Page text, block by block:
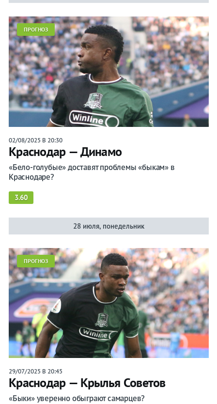
ПРОГНОЗ
02/08/2025 В 20:30
Краснодар — Динамо
«Бело-голубые» доставят проблемы «быкам» в
Краснодаре?
3.60
28 июля, понедельник
ПРОГНОЗ
29/07/2025 В 20:45
Краснодар — Крылья Советов
«Быки» уверенно обыграют самарцев?